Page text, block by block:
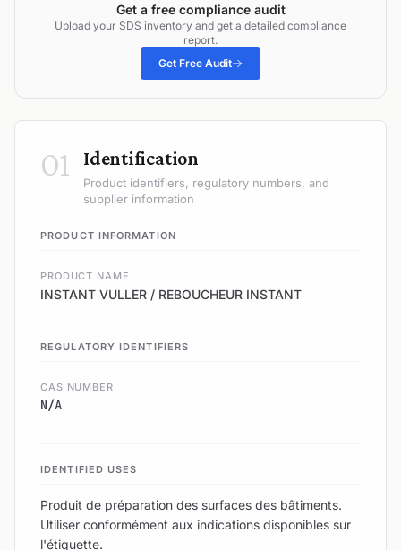
Get a free compliance audit
Upload your SDS inventory and get a detailed compliance
report.
Get Free Audit
01 Identification
Product identifiers, regulatory numbers, and
supplier information
PRODUCT INFORMATION
PRODUCT NAME
INSTANT VULLER / REBOUCHEUR INSTANT
REGULATORY IDENTIFIERS
CAS NUMBER
N/A
IDENTIFIED USES
Produit de préparation des surfaces des bâtiments.
Utiliser conformément aux indications disponibles sur
l'étiquette.